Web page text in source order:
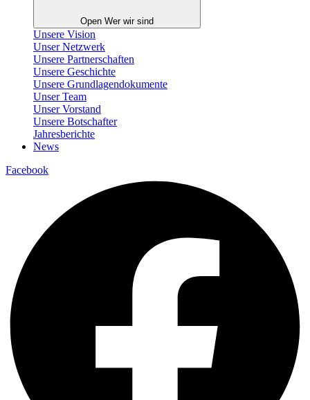
Open Wer wir sind
Unsere Vision
Unser Netzwerk
Unsere Partnerschaften
Unsere Geschichte
Unsere Grundlagendokumente
Unser Team
Unser Vorstand
Unsere Botschafter
Jahresberichte
News
Facebook